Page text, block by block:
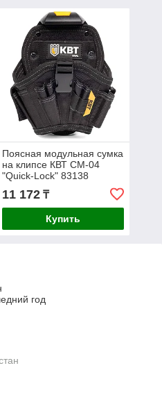
Поясная модульная сумка
на клипсе КВТ СМ-04
"Quick-Lock" 83138
11 172₸
Купить
год